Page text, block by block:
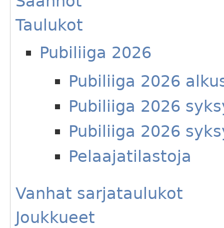
Taulukot
Pubiliiga 2026
Pubiliiga 2026
Pubiliiga 2026
Pubiliiga 2026
Pelaajatilastoja
Vanhat sarjataulukot
Joukkueet